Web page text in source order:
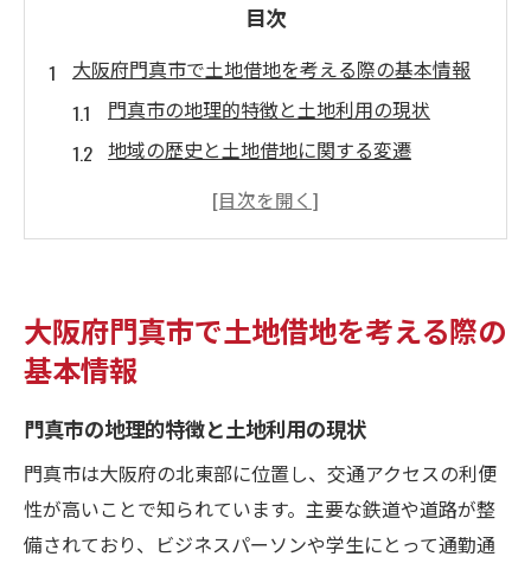
目次
大阪府門真市で土地借地を考える際の基本情報
門真市の地理的特徴と土地利用の現状
地域の歴史と土地借地に関する変遷
土地借地における法律の基礎知識
地域の魅力を活かした門真市での土地借地のメ
リット
門真市の交通アクセスとその利点
商業施設の豊富さと経済効果
自然環境がもたらす生活の質の向上
地域イベントと文化交流の可能性
大阪府門真市で土地借地を考える際の
基本情報
門真市の地理的特徴と土地利用の現状
門真市は大阪府の北東部に位置し、交通アクセスの利便
性が高いことで知られています。主要な鉄道や道路が整
備されており、ビジネスパーソンや学生にとって通勤通